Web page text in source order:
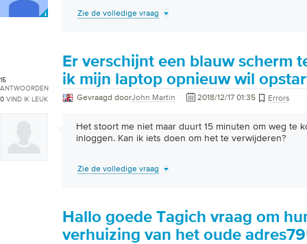
Zie de volledige vraag
15
ANTWOORDEN
0 VIND IK LEUK
Er verschijnt een blauw scherm
ik mijn laptop opnieuw wil
Gevraagd doorJohn Martin 2018/12/17 01:35 Errors
Het stoort me niet maar duurt 15 minuten om weg te
inloggen. Kan ik iets doen om het te verwijderen?
Zie de volledige vraag
Hallo goede Tagich vraag om
verhuizing van het oude